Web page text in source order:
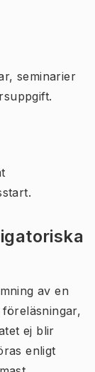
seminarier
av en
ej blir
enligt